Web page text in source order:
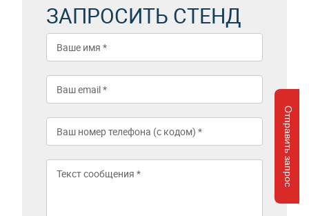
Отправить запрос
ЗАПРОСИТЬ СТЕНД